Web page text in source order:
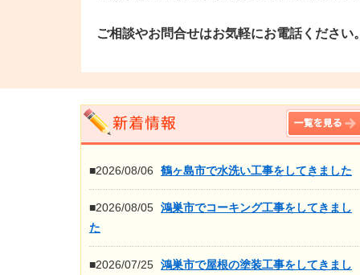
ご相談やお問合せはお気軽にお電話ください
■2026/08/06 鶴ヶ島市で水洗い工事をしてきました
■2026/08/05 鴻巣市でコーキング工事をしてきまし
た
■2026/07/25 鴻巣市で屋根の塗装工事をしてきまし